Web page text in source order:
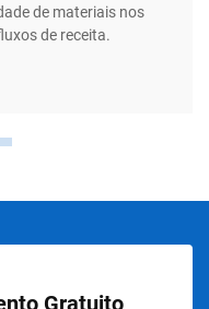
de materiais nos
de receita.
Gratuito